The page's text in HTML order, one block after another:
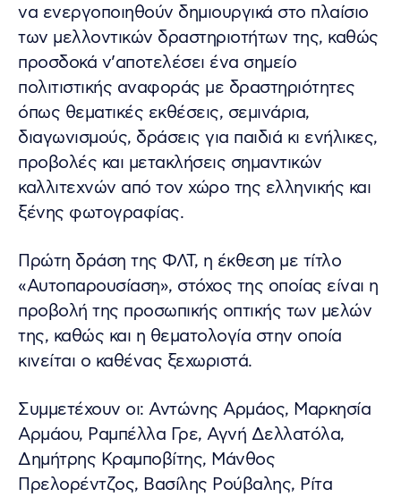
να ενεργοποιηθούν δημιουργικά στο πλαίσιο
των μελλοντικών δραστηριοτήτων της, καθώς
προσδοκά ν’αποτελέσει ένα σημείο
πολιτιστικής αναφοράς με δραστηριότητες
όπως θεματικές εκθέσεις, σεμινάρια,
διαγωνισμούς, δράσεις για παιδιά κι ενήλικες,
προβολές και μετακλήσεις σημαντικών
καλλιτεχνών από τον χώρο της ελληνικής και
ξένης φωτογραφίας.
Πρώτη δράση της ΦΛΤ, η έκθεση με τίτλο
«Αυτοπαρουσίαση», στόχος της οποίας είναι η
προβολή της προσωπικής οπτικής των μελών
της, καθώς και η θεματολογία στην οποία
κινείται ο καθένας ξεχωριστά.
Συμμετέχουν οι: Αντώνης Αρμάος, Μαρκησία
Αρμάου, Ραμπέλλα Γρε, Αγνή Δελλατόλα,
Δημήτρης Κραμποβίτης, Μάνθος
Πρελορέντζος, Βασίλης Ρούβαλης, Ρίτα